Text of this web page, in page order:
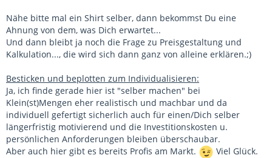
Nähe bitte mal ein Shirt selber, dann bekommst Du eine
Ahnung von dem, was Dich erwartet...
Und dann bleibt ja noch die Frage zu Preisgestaltung und
Kalkulation..., die wird sich dann ganz von alleine erklären.;)
Besticken und beplotten zum Individualisieren:
Ja, ich finde gerade hier ist "selber machen" bei
Klein(st)Mengen eher realistisch und machbar und da
individuell gefertigt sicherlich auch für einen/Dich selber
längerfristig motivierend und die Investitionskosten u.
persönlichen Anforderungen bleiben überschaubar.
Aber auch hier gibt es bereits Profis am Markt.
Viel Glück.